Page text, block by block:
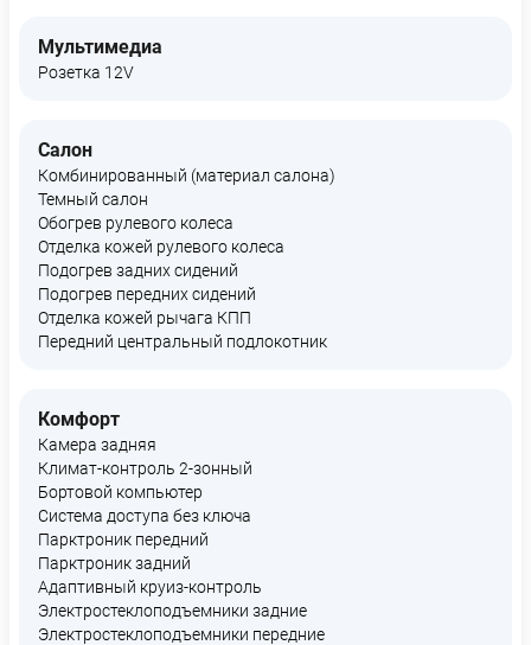
Мультимедиа
Розетка 12V
Салон
Комбинированный (материал салона)
Темный салон
Обогрев рулевого колеса
Отделка кожей рулевого колеса
Подогрев задних сидений
Подогрев передних сидений
Отделка кожей рычага КПП
Передний центральный подлокотник
Комфорт
Камера задняя
Климат-контроль 2-зонный
Бортовой компьютер
Система доступа без ключа
Парктроник передний
Парктроник задний
Адаптивный круиз-контроль
Электростеклоподъемники задние
Электростеклоподъемники передние